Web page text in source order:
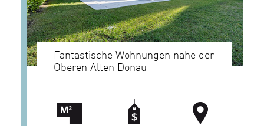
Fantastische Wohnungen nahe der
Oberen Alten Donau